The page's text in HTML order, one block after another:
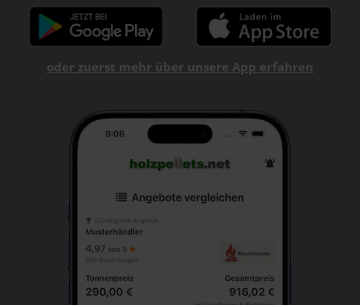
oder zuerst mehr über unsere App erfahren